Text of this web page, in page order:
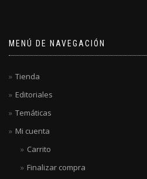
MENÚ DE NAVEGACIÓN
Tienda
Editoriales
Temáticas
Mi cuenta
Carrito
Finalizar compra